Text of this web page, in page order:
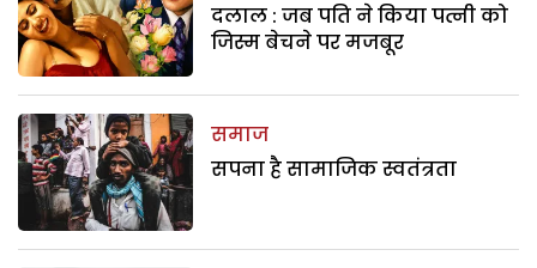
दलाल : जब पति ने किया पत्नी को
जिस्म बेचने पर मजबूर
समाज
सपना है सामाजिक स्वतंत्रता